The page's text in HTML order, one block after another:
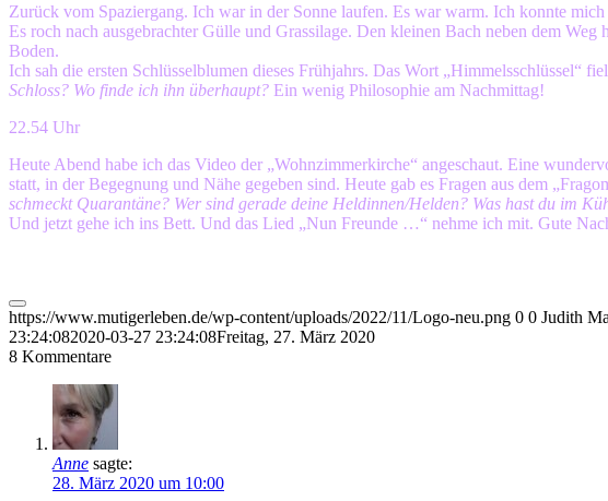
Zurück vom Spaziergang. Ich war in der Sonne laufen. Es war warm. Ich konnte
Es roch nach ausgebrachter Gülle und Grassilage. Den kleinen Bach neben dem
Boden.
Ich sah die ersten Schlüsselblumen dieses Frühjahrs. Das Wort „Himmelsschlüssel“
Schloss? Wo finde ich ihn überhaupt? Ein wenig Philosophie am Nachmittag!
22.54 Uhr
Heute Abend habe ich das Video der „Wohnzimmerkirche“ angeschaut. Eine
statt, in der Begegnung und Nähe gegeben sind. Heute gab es Fragen aus dem
schmeckt Quarantäne? Wer sind gerade deine Heldinnen/Helden? Was hast du im
Und jetzt gehe ich ins Bett. Und das Lied „Nun Freunde …“ nehme ich mit. Gute
https://www.mutigerleben.de/wp-content/uploads/2022/11/Logo-neu.png 0 0 Judith
23:24:082020-03-27 23:24:08Freitag, 27. März 2020
8 Kommentare
Anne sagte:
28. März 2020 um 10:00